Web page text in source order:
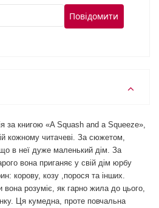
Повідомити
за книгою «A Squash and a Squeeze»,
кожному читачеві. За сюжетом,
в неї дуже маленький дім. За
вона приганяє у свій дім юрбу
корову, козу ,порося та інших.
розуміє, як гарно жила до цього,
Ця кумедна, проте повчальна